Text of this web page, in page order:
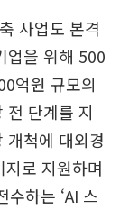
사업도 본격
업을 위해 500
억원 규모의
전 단계를 지
개척에 대외경
로 지원하며
하는 ‘AI 스